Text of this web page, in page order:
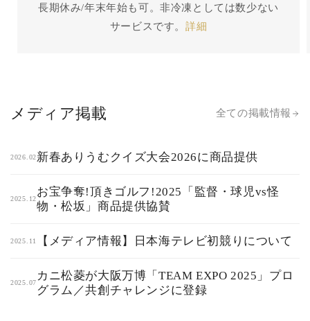
長期休み/年末年始も可。非冷凍としては数少ない
サービスです。 詳細
メディア掲載 全ての掲載情報
2026.02新春ありうむクイズ大会2026に商品提供
2025.12
お宝争奪!頂きゴルフ!2025「監督・球児vs怪
物・松坂」商品提供協賛
2025.11 【メディア情報】日本海テレビ初競りについて
2025.07
カニ松菱が大阪万博「TEAM EXPO 2025」プロ
グラム／共創チャレンジに登録